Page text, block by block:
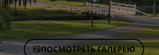
ПОСМОТРЕТЬ ГАЛЕРЕЮ